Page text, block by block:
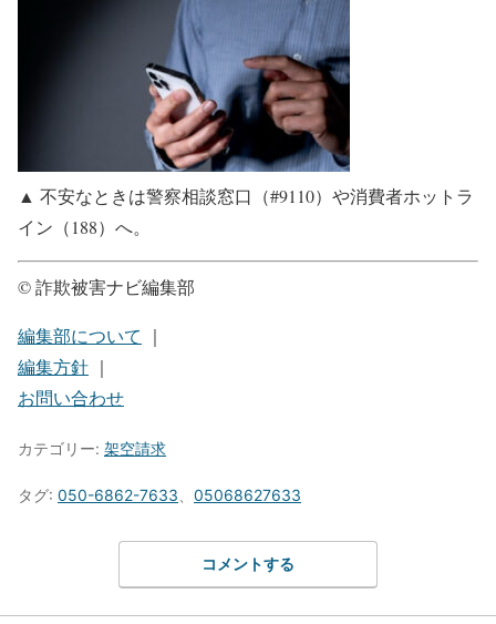
▲ 不安なときは警察相談窓口（#9110）や消費者ホットラ
イン（188）へ。
© 詐欺被害ナビ編集部
編集部について ｜
編集方針 ｜
お問い合わせ
カテゴリー: 架空請求
タグ: 050-6862-7633 05068627633
コメントする